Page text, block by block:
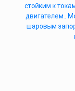
стойким к
двигателем..
шаровым